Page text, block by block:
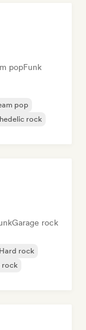
popFunk
pop
rock
Garage rock
Hard rock
rock